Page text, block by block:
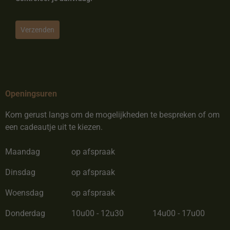
Verzenden
Openingsuren
Kom gerust langs om de mogelijkheden te bespreken of om
een cadeautje uit te kiezen.
Maandag op afspraak
Dinsdag op afspraak
Woensdag op afspraak
Donderdag 10u00 - 12u30 14u00 - 17u00